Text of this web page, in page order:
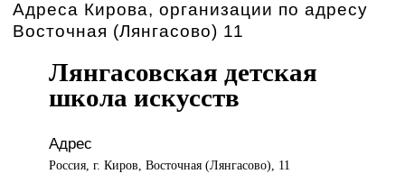
Адреса Кирова, организации по адресу
Восточная (Лянгасово) 11
Лянгасовская детская
школа искусств
Адрес
Россия, г. Киров, Восточная (Лянгасово), 11